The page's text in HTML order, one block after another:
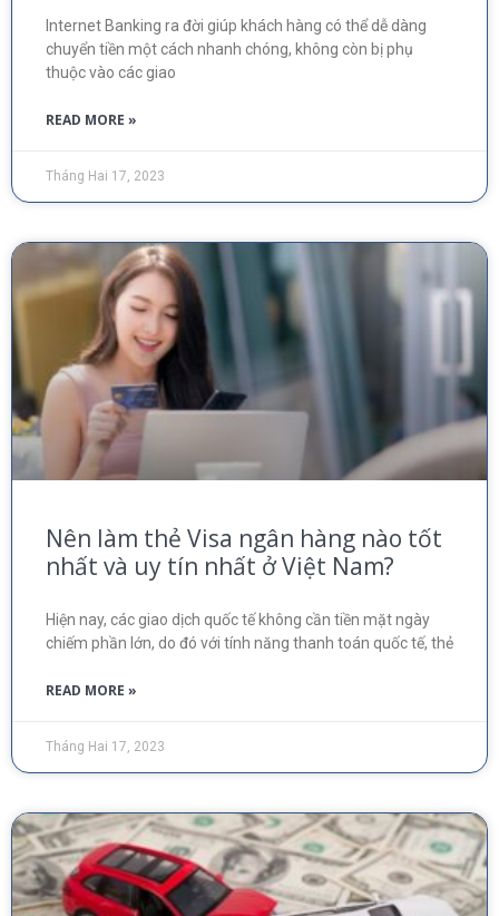
Internet Banking ra đời giúp khách hàng có thể dễ dàng
chuyển tiền một cách nhanh chóng, không còn bị phụ
thuộc vào các giao
READ MORE »
Tháng Hai 17, 2023
Nên làm thẻ Visa ngân hàng nào tốt
nhất và uy tín nhất ở Việt Nam?
Hiện nay, các giao dịch quốc tế không cần tiền mặt ngày
chiếm phần lớn, do đó với tính năng thanh toán quốc tế, thẻ
READ MORE »
Tháng Hai 17, 2023